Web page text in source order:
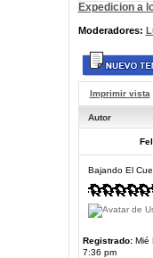
Expedicion a
Moderadores:
Imprimir vista
Autor
Bajando El
Registrado:Mié
7:36 pm